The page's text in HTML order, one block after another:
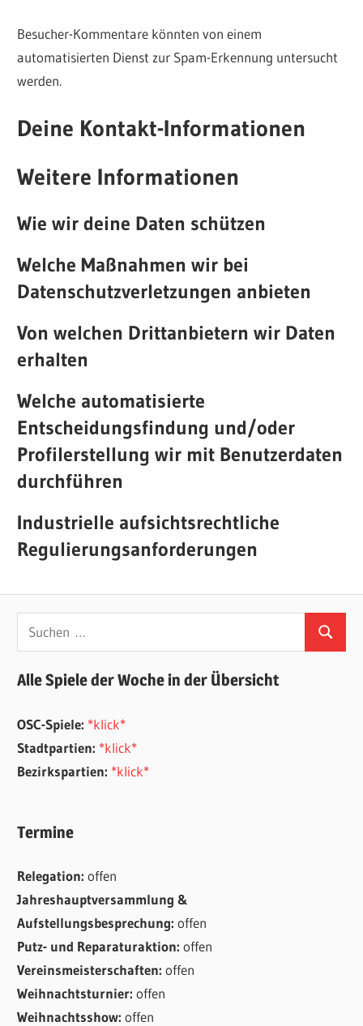
Besucher-Kommentare könnten von einem
automatisierten Dienst zur Spam-Erkennung untersucht
werden.
Deine Kontakt-Informationen
Weitere Informationen
Wie wir deine Daten schützen
Welche Maßnahmen wir bei
Datenschutzverletzungen anbieten
Von welchen Drittanbietern wir Daten
erhalten
Welche automatisierte
Entscheidungsfindung und/oder
Profilerstellung wir mit Benutzerdaten
durchführen
Industrielle aufsichtsrechtliche
Regulierungsanforderungen
Suchen
nach:
Suchen
Alle Spiele der Woche in der Übersicht
OSC-Spiele: *klick*
Stadtpartien: *klick*
Bezirkspartien: *klick*
Termine
Relegation:offen
Jahreshauptversammlung &
Aufstellungsbesprechung:offen
Putz- und Reparaturaktion:offen
Vereinsmeisterschaften:offen
Weihnachtsturnier:offen
Weihnachtsshow:offen